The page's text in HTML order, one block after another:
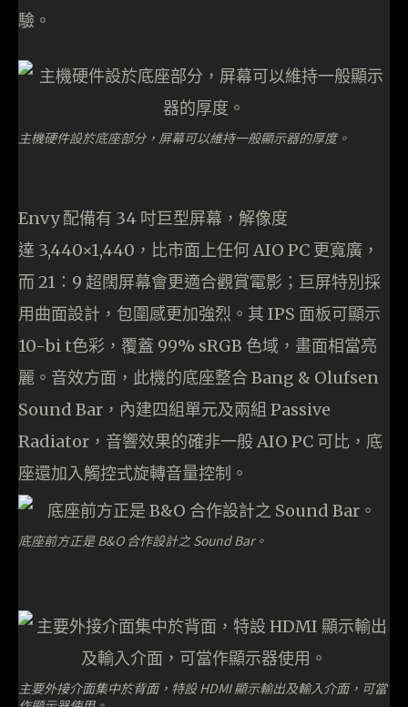
驗。
主機硬件設於底座部分，屏幕可以維持一般顯示器的厚度。
Envy 配備有 34 吋巨型屏幕，解像度
達 3,440×1,440，比市面上任何 AIO PC 更寬廣，
而 21：9 超闊屏幕會更適合觀賞電影；巨屏特別採
用曲面設計，包圍感更加強烈。其 IPS 面板可顯示
10-bi t色彩，覆蓋 99% sRGB 色域，畫面相當亮
麗。音效方面，此機的底座整合 Bang & Olufsen
Sound Bar，內建四組單元及兩組 Passive
Radiator，音響效果的確非一般 AIO PC 可比，底
座還加入觸控式旋轉音量控制。
底座前方正是 B&O 合作設計之 Sound Bar。
主要外接介面集中於背面，特設 HDMI 顯示輸出及輸入介面，可當